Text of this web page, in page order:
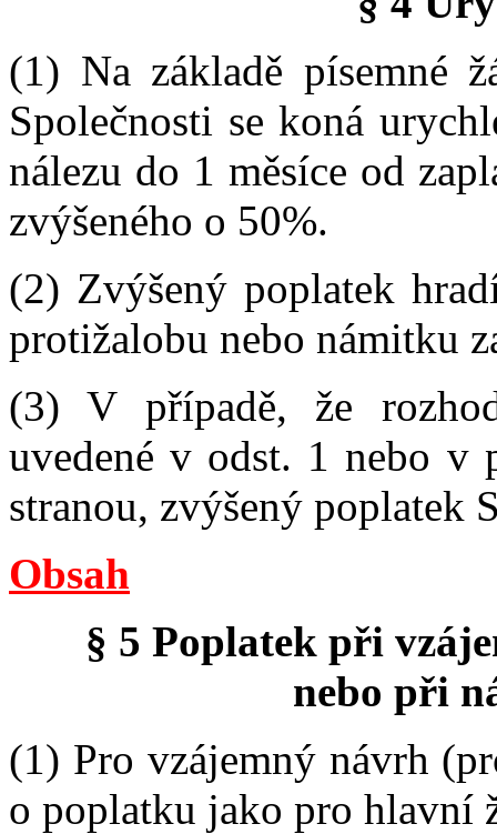
(1) Na základě písemné
Společnosti se koná
nálezu do 1 měsíce od
zvýšeného o 50%.
(2) Zvýšený poplatek
protižalobu nebo námitku
(3) V případě, že
uvedené v odst. 1 nebo v
stranou, zvýšený poplatek
Obsah
§ 5 Poplatek při
nebo při
(1) Pro vzájemný návrh
o poplatku jako pro hlavní